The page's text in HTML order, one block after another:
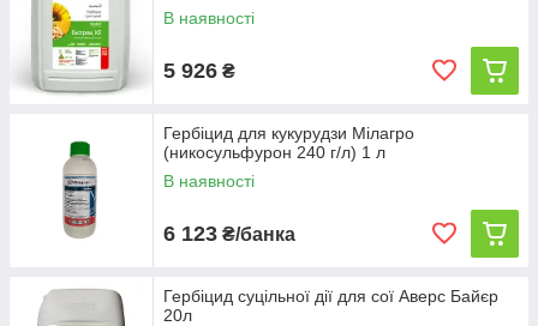
В наявності
5 926 ₴
Гербіцид для кукурудзи Мілагро
(никосульфурон 240 г/л) 1 л
В наявності
6 123 ₴/банка
Гербіцид суцільної дії для сої Аверс Байєр
20л